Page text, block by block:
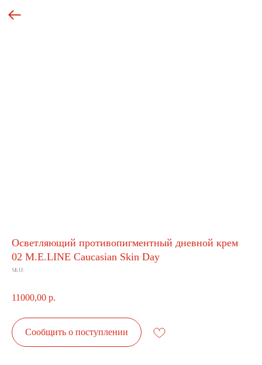
Осветляющий противопигментный дневной крем
02 M.E.LINE Caucasian Skin Day
SKU:
11000,00 р.
Сообщить о поступлении